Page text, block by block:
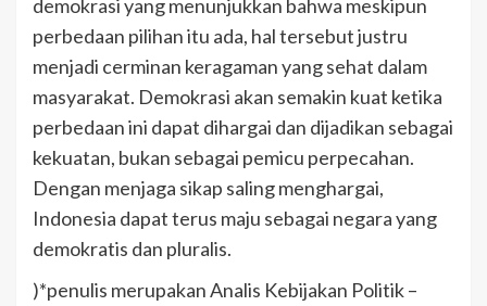
demokrasi yang menunjukkan bahwa meskipun
perbedaan pilihan itu ada, hal tersebut justru
menjadi cerminan keragaman yang sehat dalam
masyarakat. Demokrasi akan semakin kuat ketika
perbedaan ini dapat dihargai dan dijadikan sebagai
kekuatan, bukan sebagai pemicu perpecahan.
Dengan menjaga sikap saling menghargai,
Indonesia dapat terus maju sebagai negara yang
demokratis dan pluralis.
)*penulis merupakan Analis Kebijakan Politik –